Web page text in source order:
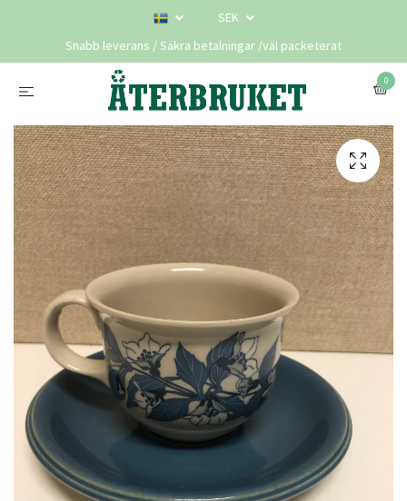
SEK
Snabb leverans / Säkra betalningar /väl packeterat
0